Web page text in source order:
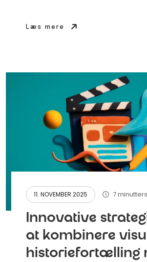
Læs mere
11. NOVEMBER 2025 7
Innovative
at kombinere
historiefortælling